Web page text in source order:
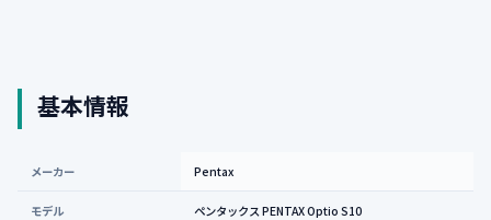
基本情報
メーカー Pentax
モデル ペンタックス PENTAX Optio S10